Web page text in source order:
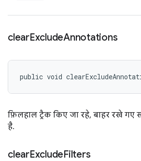
clearExcludeAnnotations
public void
फ़िलहाल ट्रैक किए जा रहे, बाहर रखे गए
है.
clearExcludeFilters